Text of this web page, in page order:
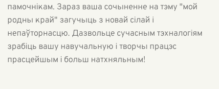
памочнікам. Зараз ваша сочыненне на тэму "мой
родны край" загучыць з новай сілай і
непаўторнасцю. Дазвольце сучасным тэхналогіям
зрабіць вашу навучальную і творчы працэс
прасцейшым і больш натхняльным!